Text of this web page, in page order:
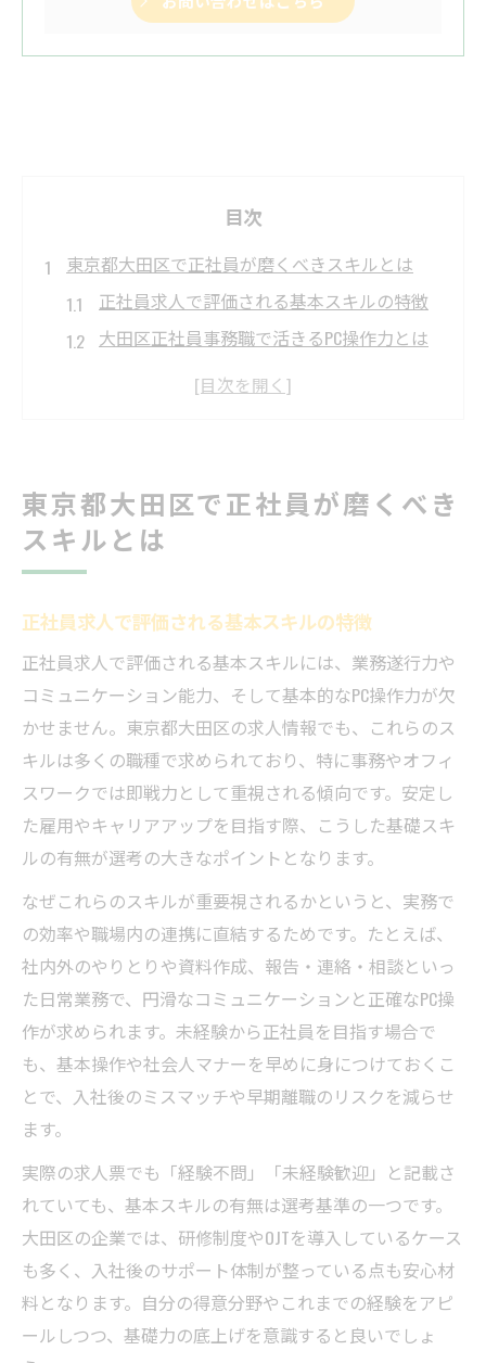
目次
東京都大田区で正社員が磨くべきスキルとは
正社員求人で評価される基本スキルの特徴
大田区正社員事務職で活きるPC操作力とは
未経験から正社員を目指すための学び方
事務職の正社員に求められる実務の要点を解説
正社員事務職で必須のデータ管理スキル解
説
ン力
未経験OKな正社員事務職の実務内容とは
40代・50代も安心できる事務スキル習得法
女性向け正社員事務職の活躍事例を紹介
正社員転職なら大田区で活かすおすすめスキル
大田区で正社員転職に強いPC資格の活用法
正社員求人選びで重視したい事務経験の価
中途採用で差がつくスキルランキングを解
説
女性が安心して転職できる正社員サポート
未経験からでも転職成功できるスキル戦略
未経験から挑戦する正社員スキルアップ術
正社員に必要な基礎スキルの身につけ方
ブランクがあっても正社員復帰できる秘訣
ハローワーク活用で安心のスキル習得支援
女性のキャリア形成に役立つ実践的アドバ
イス
ワークライフバランス重視派へ大田区の働き方
東京都大田区で正社員が磨くべき
スキルとは
正社員求人で評価される基本スキルの特徴
正社員求人で評価される基本スキルには、業務遂行力や
コミュニケーション能力、そして基本的なPC操作力が欠
かせません。東京都大田区の求人情報でも、これらのス
キルは多くの職種で求められており、特に事務やオフィ
スワークでは即戦力として重視される傾向です。安定し
た雇用やキャリアアップを目指す際、こうした基礎スキ
ルの有無が選考の大きなポイントとなります。
なぜこれらのスキルが重要視されるかというと、実務で
の効率や職場内の連携に直結するためです。たとえば、
社内外のやりとりや資料作成、報告・連絡・相談といっ
た日常業務で、円滑なコミュニケーションと正確なPC操
作が求められます。未経験から正社員を目指す場合で
も、基本操作や社会人マナーを早めに身につけておくこ
とで、入社後のミスマッチや早期離職のリスクを減らせ
ます。
実際の求人票でも「経験不問」「未経験歓迎」と記載さ
れていても、基本スキルの有無は選考基準の一つです。
大田区の企業では、研修制度やOJTを導入しているケース
も多く、入社後のサポート体制が整っている点も安心材
料となります。自分の得意分野やこれまでの経験をアピ
ールしつつ、基礎力の底上げを意識すると良いでしょ